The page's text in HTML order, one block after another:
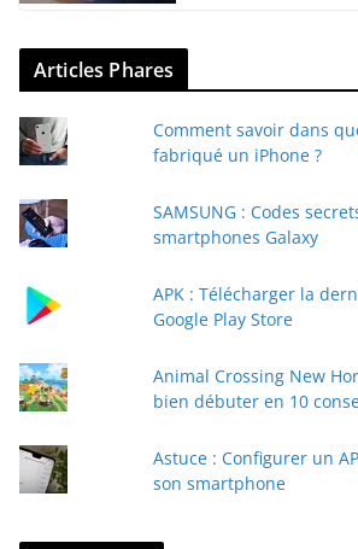
Articles Phares
Comment savoir dans
fabriqué un iPhone ?
SAMSUNG : Codes
smartphones Galaxy
APK : Télécharger la
Google Play Store
Animal Crossing New
bien débuter en 10
Astuce : Configurer un
son smartphone